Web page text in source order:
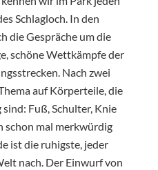
Schlagloch. In den
die Gespräche um die
schöne Wettkämpfe der
Nach zwei
auf Körperteile, die
Fuß, Schulter, Knie
schon mal merkwürdig
ist die ruhigste, jeder
nach. Der Einwurf von